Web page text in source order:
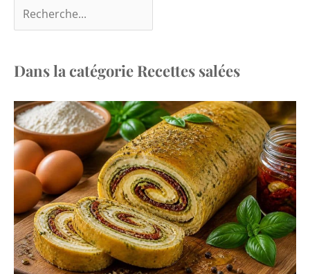
Dans la catégorie Recettes salées